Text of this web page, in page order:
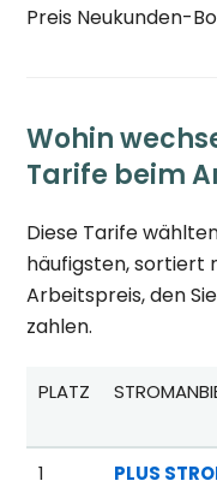
Preis Neukunden-
Wohin
Tarife beim
Diese Tarife
häufigsten, sortiert
Arbeitspreis, den
zahlen.
Beliebteste Tarife
PLATZ
1 PLUS